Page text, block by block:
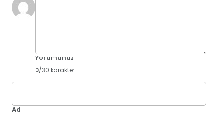
Yorumunuz
0/30 karakter
Ad